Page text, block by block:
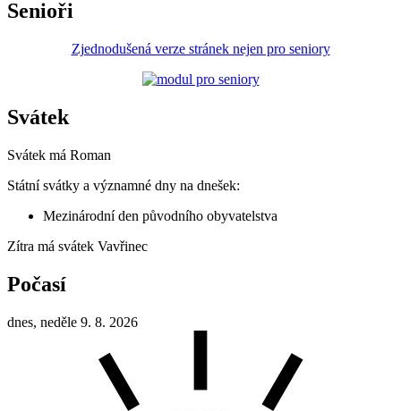
Senioři
Zjednodušená verze stránek nejen pro seniory
Svátek
Svátek má Roman
Státní svátky a významné dny na dnešek:
Mezinárodní den původního obyvatelstva
Zítra má svátek Vavřinec
Počasí
dnes, neděle 9. 8. 2026